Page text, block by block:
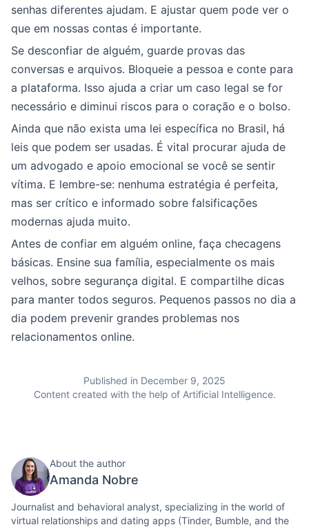
senhas diferentes ajudam. E ajustar quem pode ver o
que em nossas contas é importante.
Se desconfiar de alguém, guarde provas das
conversas e arquivos. Bloqueie a pessoa e conte para
a plataforma. Isso ajuda a criar um caso legal se for
necessário e diminui riscos para o coração e o bolso.
Ainda que não exista uma lei específica no Brasil, há
leis que podem ser usadas. É vital procurar ajuda de
um advogado e apoio emocional se você se sentir
vítima. E lembre-se: nenhuma estratégia é perfeita,
mas ser crítico e informado sobre falsificações
modernas ajuda muito.
Antes de confiar em alguém online, faça checagens
básicas. Ensine sua família, especialmente os mais
velhos, sobre segurança digital. E compartilhe dicas
para manter todos seguros. Pequenos passos no dia a
dia podem prevenir grandes problemas nos
relacionamentos online.
Published in December 9, 2025
Content created with the help of Artificial Intelligence.
About the author
Amanda Nobre
Journalist and behavioral analyst, specializing in the world of
virtual relationships and dating apps (Tinder, Bumble, and the